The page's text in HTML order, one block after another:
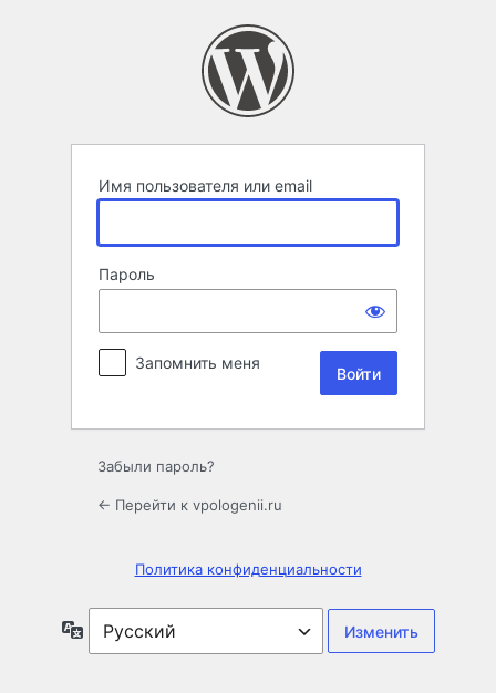
Имя пользователя или email
Пароль
Запомнить меня
Забыли пароль?
← Перейти к vpologenii.ru
Политика конфиденциальности
Язык